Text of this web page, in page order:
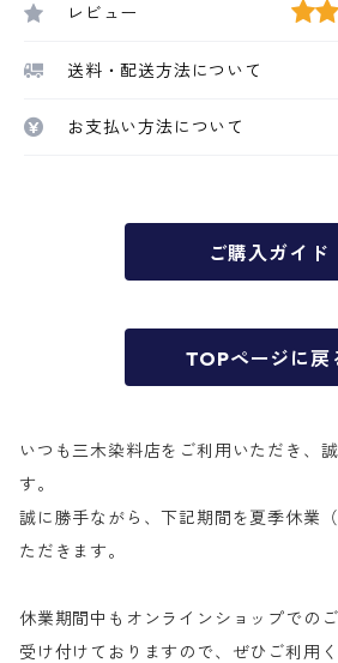
レビュー
送料・配送方法について
お支払い方法について
ご購入ガイド
TOPページに戻
いつも三木染料店をご利用いただき、
す。
誠に勝手ながら、下記期間を夏季休業
ただきます。
休業期間中もオンラインショップでの
受け付けておりますので、ぜひご利用く